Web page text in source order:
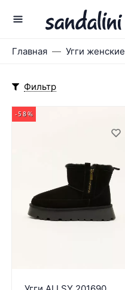
Главная Угги женские
Фильтр
-58%